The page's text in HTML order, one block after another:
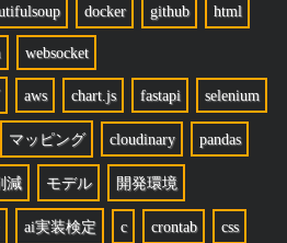
docker github html
websocket
aws chart.js fastapi selenium
マッピング cloudinary pandas
減 モデル 開発環境
ai実装検定 c crontab css